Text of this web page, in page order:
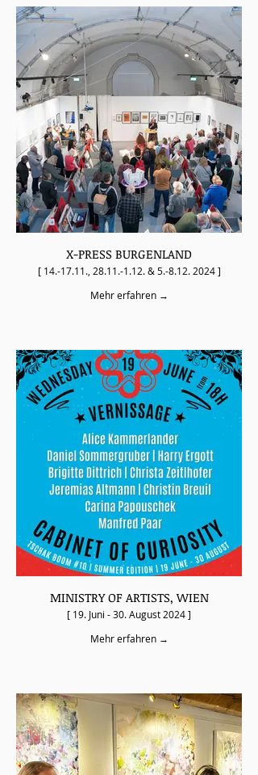
X-PRESS BURGENLAND
[ 14.-17.11., 28.11.-1.12. & 5.-8.12. 2024 ]
Mehr erfahren →
MINISTRY OF ARTISTS, WIEN
[ 19. Juni - 30. August 2024 ]
Mehr erfahren →